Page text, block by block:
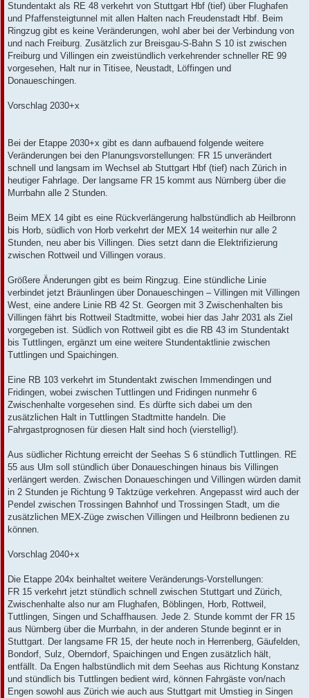
Stundentakt als RE 48 verkehrt von Stuttgart Hbf (tief) über Flughafen
und Pfaffensteigtunnel mit allen Halten nach Freudenstadt Hbf. Beim
Ringzug gibt es keine Veränderungen, wohl aber bei der Verbindung von
und nach Freiburg. Zusätzlich zur Breisgau-S-Bahn S 10 ist zwischen
Freiburg und Villingen ein zweistündlich verkehrender schneller RE 99
vorgesehen, Halt nur in Titisee, Neustadt, Löffingen und
Donaueschingen.
Vorschlag 2030+x
Bei der Etappe 2030+x gibt es dann aufbauend folgende weitere
Veränderungen bei den Planungsvorstellungen: FR 15 unverändert
schnell und langsam im Wechsel ab Stuttgart Hbf (tief) nach Zürich in
heutiger Fahrlage. Der langsame FR 15 kommt aus Nürnberg über die
Murrbahn alle 2 Stunden.
Beim MEX 14 gibt es eine Rückverlängerung halbstündlich ab Heilbronn
bis Horb, südlich von Horb verkehrt der MEX 14 weiterhin nur alle 2
Stunden, neu aber bis Villingen. Dies setzt dann die Elektrifizierung
zwischen Rottweil und Villingen voraus.
Größere Änderungen gibt es beim Ringzug. Eine stündliche Linie
verbindet jetzt Bräunlingen über Donaueschingen – Villingen mit Villingen
West, eine andere Linie RB 42 St. Georgen mit 3 Zwischenhalten bis
Villingen fährt bis Rottweil Stadtmitte, wobei hier das Jahr 2031 als Ziel
vorgegeben ist. Südlich von Rottweil gibt es die RB 43 im Stundentakt
bis Tuttlingen, ergänzt um eine weitere Stundentaktlinie zwischen
Tuttlingen und Spaichingen.
Eine RB 103 verkehrt im Stundentakt zwischen Immendingen und
Fridingen, wobei zwischen Tuttlingen und Fridingen nunmehr 6
Zwischenhalte vorgesehen sind. Es dürfte sich dabei um den
zusätzlichen Halt in Tuttlingen Stadtmitte handeln. Die
Fahrgastprognosen für diesen Halt sind hoch (vierstellig!).
Aus südlicher Richtung erreicht der Seehas S 6 stündlich Tuttlingen. RE
55 aus Ulm soll stündlich über Donaueschingen hinaus bis Villingen
verlängert werden. Zwischen Donaueschingen und Villingen würden damit
in 2 Stunden je Richtung 9 Taktzüge verkehren. Angepasst wird auch der
Pendel zwischen Trossingen Bahnhof und Trossingen Stadt, um die
zusätzlichen MEX-Züge zwischen Villingen und Heilbronn bedienen zu
können.
Vorschlag 2040+x
Die Etappe 204x beinhaltet weitere Veränderungs-Vorstellungen:
FR 15 verkehrt jetzt stündlich schnell zwischen Stuttgart und Zürich,
Zwischenhalte also nur am Flughafen, Böblingen, Horb, Rottweil,
Tuttlingen, Singen und Schaffhausen. Jede 2. Stunde kommt der FR 15
aus Nürnberg über die Murrbahn, in der anderen Stunde beginnt er in
Stuttgart. Der langsame FR 15, der heute noch in Herrenberg, Gäufelden,
Bondorf, Sulz, Oberndorf, Spaichingen und Engen zusätzlich hält,
entfällt. Da Engen halbstündlich mit dem Seehas aus Richtung Konstanz
und stündlich bis Tuttlingen bedient wird, können Fahrgäste von/nach
Engen sowohl aus Zürich wie auch aus Stuttgart mit Umstieg in Singen